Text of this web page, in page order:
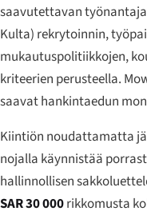
saavutettavan
Kulta) rekrytoinnin,
mukautuspolitiikkojen,
kriteerien perusteella.
saavat hankintaedun
Kiintiön noudattamatta
nojalla käynnistää
hallinnollisen
SAR 30 000rikkomusta